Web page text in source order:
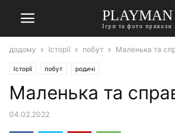
PLAYMAN
Ігри та фото приколи
додому Історії побут Маленька та
Історії побут родичі
Маленька та
04.02.2022